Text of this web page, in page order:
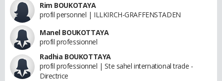
Rim BOUKOTAYA
profil personnel | ILLKIRCH-GRAFFENSTADEN
Manel BOUKOTTAYA
profil professionnel
Radhia BOUKOTTAYA
profil professionnel | Ste sahel international trade -
Directrice